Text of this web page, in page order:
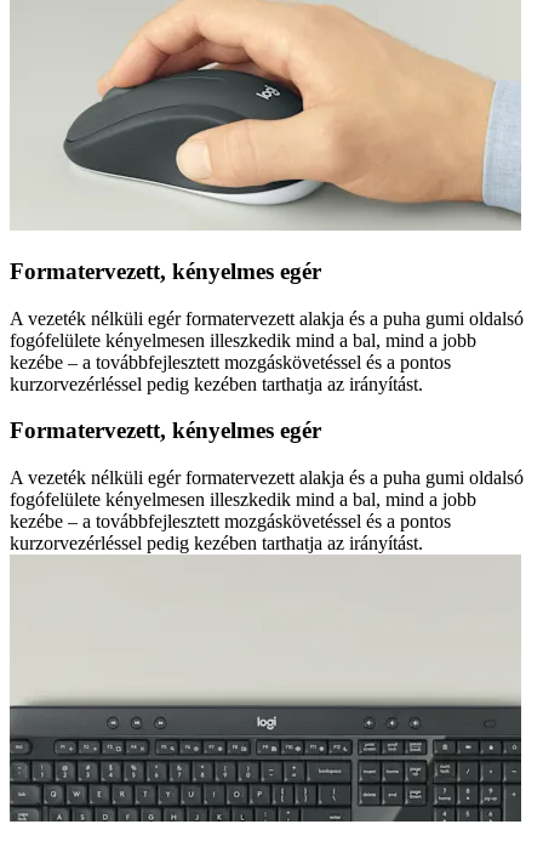
Formatervezett, kényelmes egér
A vezeték nélküli egér formatervezett alakja és a puha gumi oldalsó
fogófelülete kényelmesen illeszkedik mind a bal, mind a jobb
kezébe – a továbbfejlesztett mozgáskövetéssel és a pontos
kurzorvezérléssel pedig kezében tarthatja az irányítást.
Formatervezett, kényelmes egér
A vezeték nélküli egér formatervezett alakja és a puha gumi oldalsó
fogófelülete kényelmesen illeszkedik mind a bal, mind a jobb
kezébe – a továbbfejlesztett mozgáskövetéssel és a pontos
kurzorvezérléssel pedig kezében tarthatja az irányítást.